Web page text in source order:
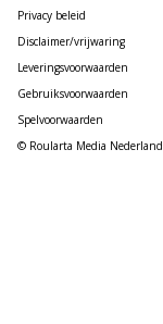
Privacy beleid
Disclaimer/vrijwaring
Leveringsvoorwaarden
Gebruiksvoorwaarden
Spelvoorwaarden
© Roularta Media Nederland